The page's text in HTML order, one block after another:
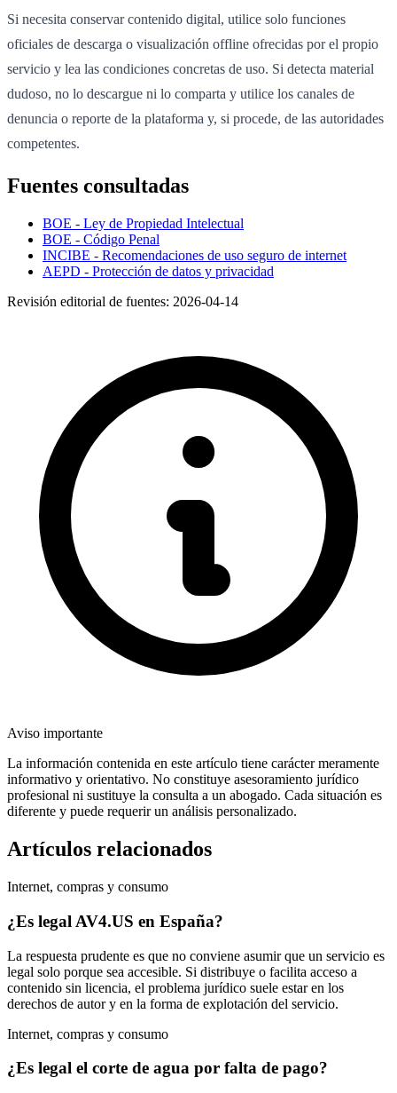
Si necesita conservar contenido digital, utilice solo funciones
oficiales de descarga o visualización offline ofrecidas por el propio
servicio y lea las condiciones concretas de uso. Si detecta material
dudoso, no lo descargue ni lo comparta y utilice los canales de
denuncia o reporte de la plataforma y, si procede, de las autoridades
competentes.
Fuentes consultadas
BOE - Ley de Propiedad Intelectual
BOE - Código Penal
INCIBE - Recomendaciones de uso seguro de internet
AEPD - Protección de datos y privacidad
Revisión editorial de fuentes: 2026-04-14
Aviso importante
La información contenida en este artículo tiene carácter meramente
informativo y orientativo. No constituye asesoramiento jurídico
profesional ni sustituye la consulta a un abogado. Cada situación es
diferente y puede requerir un análisis personalizado.
Artículos relacionados
Internet, compras y consumo
¿Es legal AV4.US en España?
La respuesta prudente es que no conviene asumir que un servicio es
legal solo porque sea accesible. Si distribuye o facilita acceso a
contenido sin licencia, el problema jurídico suele estar en los
derechos de autor y en la forma de explotación del servicio.
Internet, compras y consumo
¿Es legal el corte de agua por falta de pago?